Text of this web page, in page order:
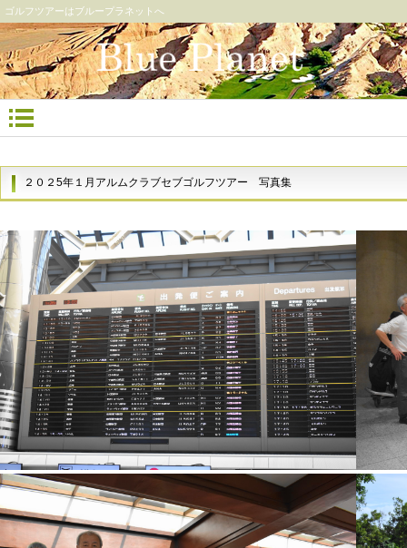
ゴルフツアーはブループラネットへ
２０２5年１月アルムクラブセブゴルフツアー 写真集